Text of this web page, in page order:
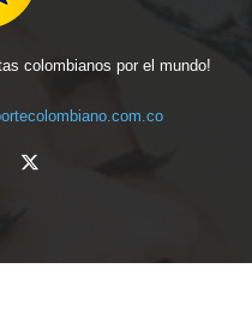
colombianos por el mundo!